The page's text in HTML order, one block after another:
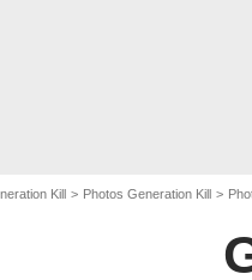
Kill Photos Generation Kill